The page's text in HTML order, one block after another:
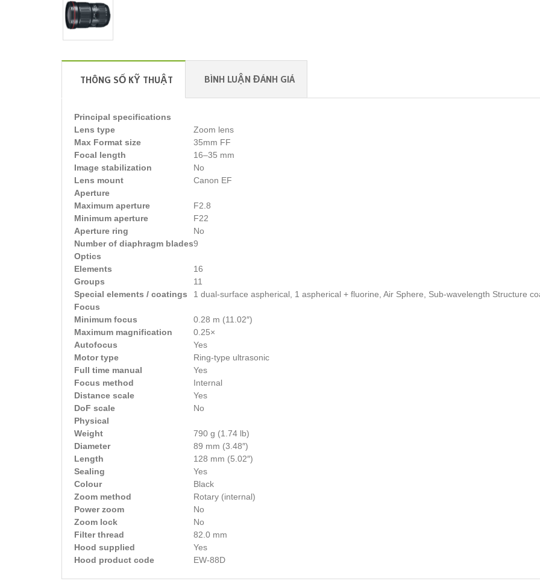
THÔNG SỐ KỸ THUẬT BÌNH LUẬN ĐÁNH GIÁ
Principal specifications
Lens type
Zoom lens
Max Format size
35mm FF
Focal length
16–35 mm
Image stabilization
No
Lens mount
Canon EF
Aperture
Maximum aperture
F2.8
Minimum aperture
F22
Aperture ring
No
Number of diaphragm blades9
Optics
Elements
16
Groups
11
Special elements / coatings
1 dual-surface aspherical, 1 aspherical + fluorine, Air Sphere, Sub-wavelength Structure
Focus
Minimum focus
0.28 m (11.02″)
Maximum magnification
0.25×
Autofocus
Yes
Motor type
Ring-type ultrasonic
Full time manual
Yes
Focus method
Internal
Distance scale
Yes
DoF scale
No
Physical
Weight
790 g (1.74 lb)
Diameter
89 mm (3.48″)
Length
128 mm (5.02″)
Sealing
Yes
Colour
Black
Zoom method
Rotary (internal)
Power zoom
No
Zoom lock
No
Filter thread
82.0 mm
Hood supplied
Yes
Hood product code
EW-88D